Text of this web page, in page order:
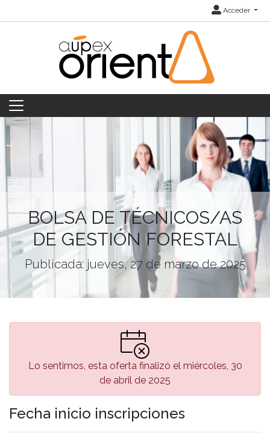
Acceder
BOLSA DE TÉCNICOS/AS
DE GESTIÓN FORESTAL
Publicada: jueves, 27 de marzo de 2025
Lo sentimos, esta oferta finalizó el miércoles, 30
de abril de 2025
Fecha inicio inscripciones